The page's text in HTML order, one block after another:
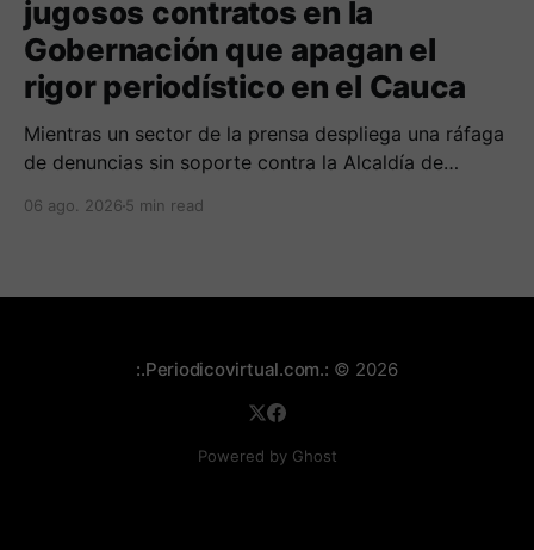
jugosos contratos en la
Gobernación que apagan el
rigor periodístico en el Cauca
Mientras un sector de la prensa despliega una ráfaga
de denuncias sin soporte contra la Alcaldía de
revelan acuerdos por 140 millones de pesos con el
06 ago. 2026 5 min read
:.Periodicovirtual.com.: © 2026
Powered by Ghost